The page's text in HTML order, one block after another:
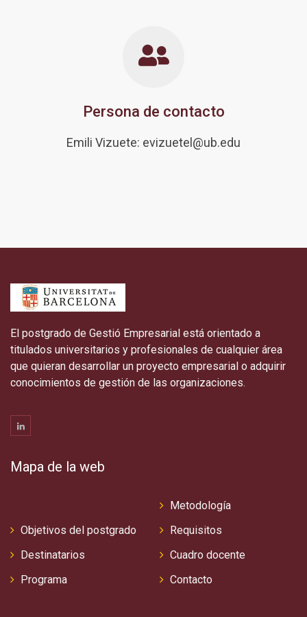
Persona de contacto
Emili Vizuete: evizuetel@ub.edu
El postgrado de Gestió Empresarial está orientado a
titulados universitarios y profesionales de cualquier área
que quieran desarrollar un proyecto empresarial o adquirir
conocimientos de gestión de las organizaciones.
Mapa de la web
Objetivos del postgrado
Destinatarios
Programa
Metodología
Requisitos
Cuadro docente
Contacto